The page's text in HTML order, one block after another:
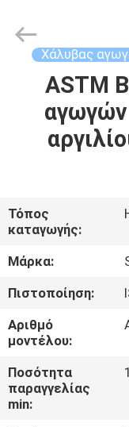
ΣΠΊΤΙ
ΠΡΟΪΌΝΤΑ
ΕΜΕΊΣ
ΓΎΡΟΣ
ΠΟΙΟΤΙΚΌΣ
ΈΛΕΓΧΟΣ
Χάλυβας
ASTM
Τόπος
καταγωγής:
Μάρκα:
Πιστοποίηση:
Αριθμό
μοντέλου:
Ποσότητα
παραγγελίας
min: